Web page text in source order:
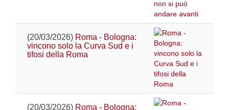
(20/03/2026) Roma - Bologna:
vincono solo la Curva Sud e i
tifosi della Roma
(20/03/2026) Roma - Bologna: